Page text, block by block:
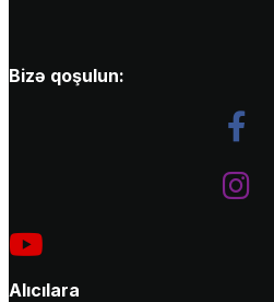
Bizə qoşulun:
Alıcılara